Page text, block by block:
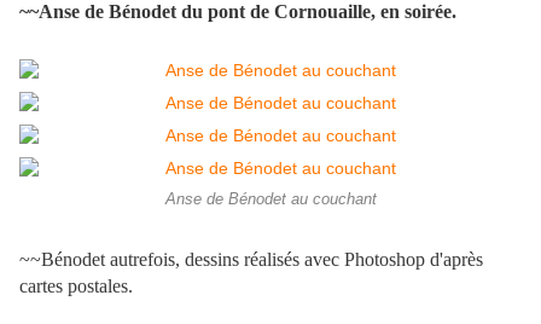
~~Anse de Bénodet du pont de Cornouaille, en soirée.
Anse de Bénodet au couchant
~~Bénodet autrefois, dessins réalisés avec Photoshop d'après
cartes postales.